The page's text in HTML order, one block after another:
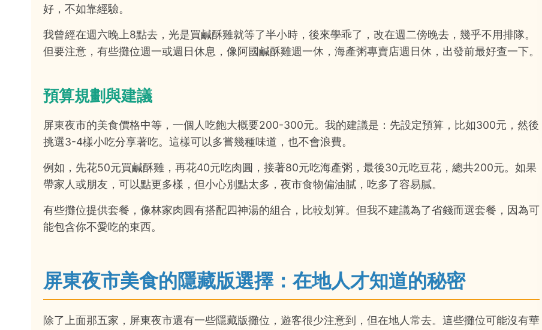
好，不如靠經驗。
我曾經在週六晚上8點去，光是買鹹酥雞就等了半小時，後來學乖了，改在週二傍晚去，幾乎不用排隊。
但要注意，有些攤位週一或週日休息，像阿國鹹酥雞週一休，海產粥專賣店週日休，出發前最好查一下。
預算規劃與建議
屏東夜市的美食價格中等，一個人吃飽大概要200-300元。我的建議是：先設定預算，比如300元，然後
挑選3-4樣小吃分享著吃。這樣可以多嘗幾種味道，也不會浪費。
例如，先花50元買鹹酥雞，再花40元吃肉圓，接著80元吃海產粥，最後30元吃豆花，總共200元。如果
帶家人或朋友，可以點更多樣，但小心別點太多，夜市食物偏油膩，吃多了容易膩。
有些攤位提供套餐，像林家肉圓有搭配四神湯的組合，比較划算。但我不建議為了省錢而選套餐，因為可
能包含你不愛吃的東西。
屏東夜市美食的隱藏版選擇：在地人才知道的秘密
除了上面那五家，屏東夜市還有一些隱藏版攤位，遊客很少注意到，但在地人常去。這些攤位可能沒有華